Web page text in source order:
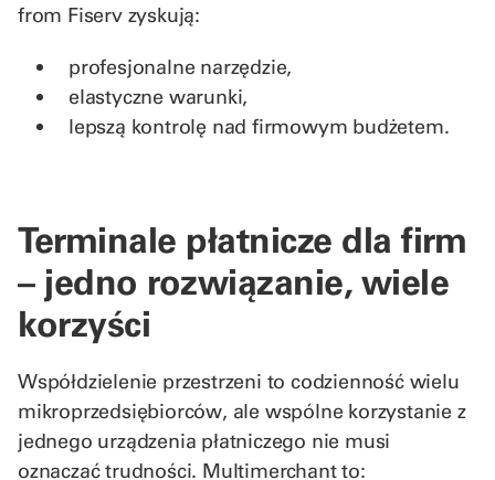
from Fiserv zyskują:
profesjonalne narzędzie,
elastyczne warunki,
lepszą kontrolę nad firmowym budżetem.
Terminale płatnicze dla firm
– jedno rozwiązanie, wiele
korzyści
Współdzielenie przestrzeni to codzienność wielu
mikroprzedsiębiorców, ale wspólne korzystanie z
jednego urządzenia płatniczego nie musi
oznaczać trudności. Multimerchant to: